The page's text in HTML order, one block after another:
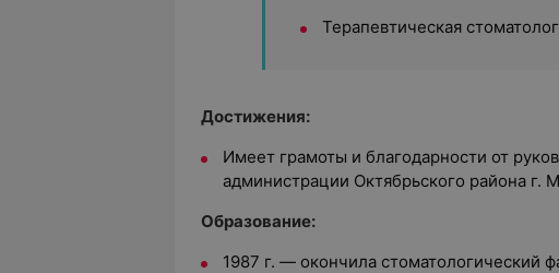
Терапевтическая
Достижения:
Имеет грамоты и благодарности от
администрации Октябрьского района г.
Образование:
1987 г. — окончила стоматологический